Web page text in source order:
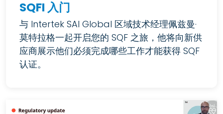
SQFI 入门
与 Intertek SAI Global 区域技术经理佩兹曼·
莫特拉格一起开启您的 SQF 之旅，他将向新供
应商展示他们必须完成哪些工作才能获得 SQF
认证。